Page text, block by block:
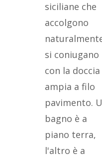
siciliane che
accolgono
si coniugano
con la doccia
ampia a filo
pavimento.
bagno è a
piano terra,
l'altro è a